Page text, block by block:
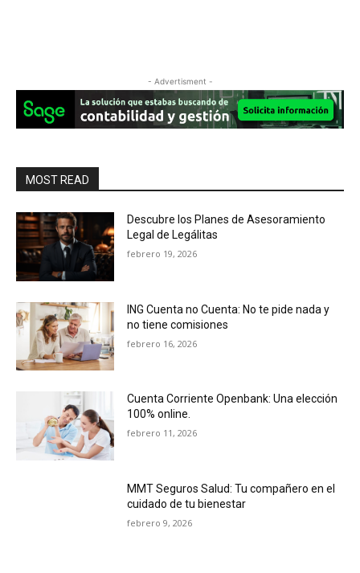
- Advertisment -
MOST READ
Descubre los Planes de Asesoramiento
Legal de Legálitas
febrero 19, 2026
ING Cuenta no Cuenta: No te pide nada y
no tiene comisiones
febrero 16, 2026
Cuenta Corriente Openbank: Una elección
100% online.
febrero 11, 2026
MMT Seguros Salud: Tu compañero en el
cuidado de tu bienestar
febrero 9, 2026